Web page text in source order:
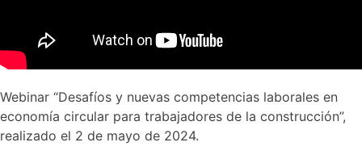
Webinar “Desafíos y nuevas competencias laborales en
economía circular para trabajadores de la construcción”,
realizado el 2 de mayo de 2024.